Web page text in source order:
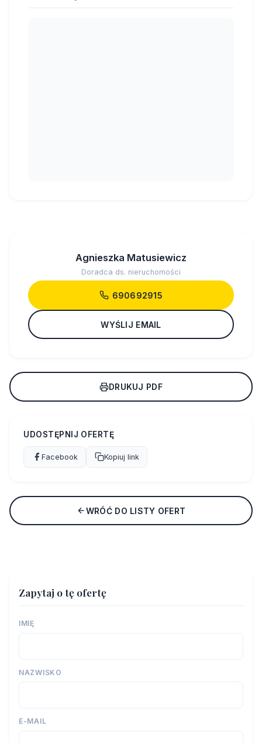
Agnieszka Matusiewicz
Doradca ds. nieruchomości
690692915
WYŚLIJ EMAIL
DRUKUJ PDF
UDOSTĘPNIJ OFERTĘ
Facebook Kopiuj link
WRÓĆ DO LISTY OFERT
Zapytaj o tę ofertę
IMIĘ
NAZWISKO
E-MAIL